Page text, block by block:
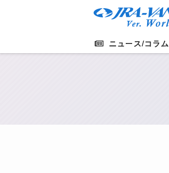
ニュース/コラム